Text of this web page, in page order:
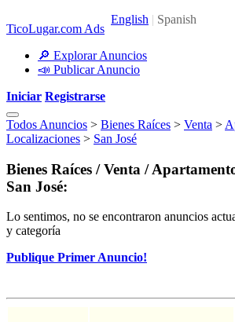
TicoLugar.com Ads
🔎 Explorar Anuncios
📣 Publicar Anuncio
Iniciar Registrarse
Todos Anuncios > Bienes Raíces > Venta >
Localizaciones > San José
Bienes Raíces / Venta /
San José:
Lo sentimos, no se encontraron anuncios
y categoría
Publique Primer Anuncio!